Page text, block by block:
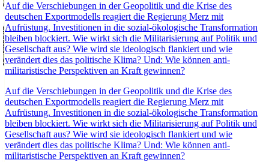
Auf die Verschiebungen in der Geopolitik und die Krise des
deutschen Exportmodells reagiert die Regierung Merz mit
Aufrüstung. Investitionen in die sozial-ökologische Transformation
bleiben blockiert. Wie wirkt sich die Militarisierung auf Politik und
Gesellschaft aus? Wie wird sie ideologisch flankiert und wie
verändert dies das politische Klima? Und: Wie können anti-
militaristische Perspektiven an Kraft gewinnen?
Auf die Verschiebungen in der Geopolitik und die Krise des
deutschen Exportmodells reagiert die Regierung Merz mit
Aufrüstung. Investitionen in die sozial-ökologische Transformation
bleiben blockiert. Wie wirkt sich die Militarisierung auf Politik und
Gesellschaft aus? Wie wird sie ideologisch flankiert und wie
verändert dies das politische Klima? Und: Wie können anti-
militaristische Perspektiven an Kraft gewinnen?